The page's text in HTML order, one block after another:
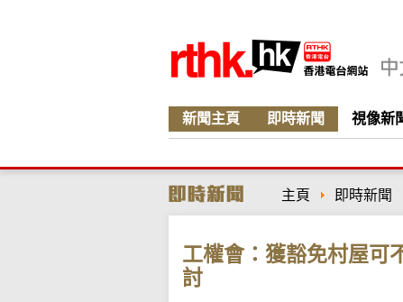
新聞主頁 即時新聞 視像新
主頁 即時新聞
工權會：獲豁免村屋
討